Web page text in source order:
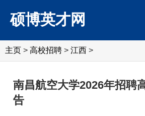
硕博英才网
主页 > 高校招聘 > 江西 >
南昌航空大学2026年招聘
告